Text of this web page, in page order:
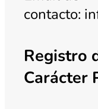
contacto:
Registro
Carácter